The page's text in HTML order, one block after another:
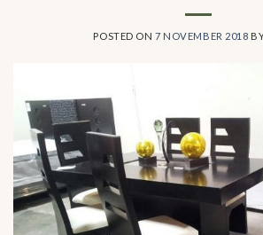
POSTED ON7 NOVEMBER 2018